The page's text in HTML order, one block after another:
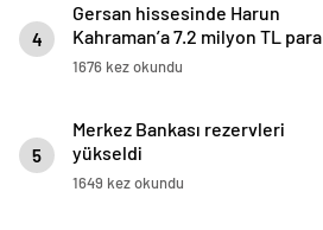
4
Gersan hissesinde Harun
Kahraman’a 7.2 milyon TL para
cezası
1676 kez okundu
5
Merkez Bankası rezervleri
yükseldi
1649 kez okundu